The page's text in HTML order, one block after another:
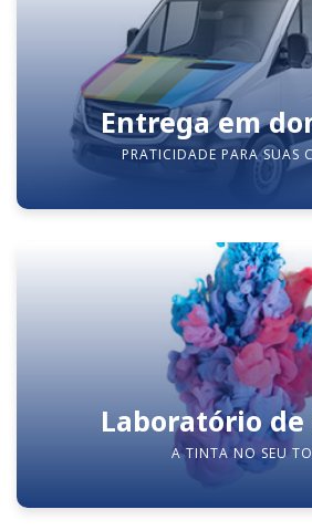
Entrega em
PRATICIDADE PARA SUAS
Laboratório
A TINTA NO SEU